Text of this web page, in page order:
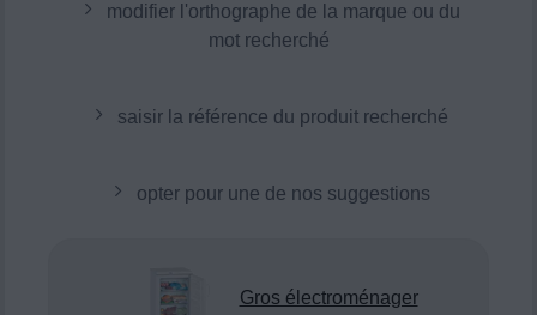
modifier l'orthographe de la marque ou du
mot recherché
saisir la référence du produit recherché
opter pour une de nos suggestions
Gros électroménager